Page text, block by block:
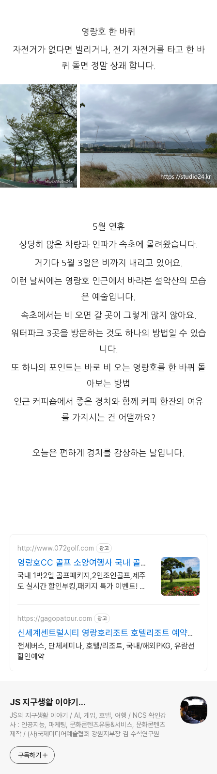
영랑호 한 바퀴
자전거가 없다면 빌리거나, 전기 자전거를 타고 한 바
퀴 돌면 정말 상괘 합니다.
5월 연휴
상당히 많은 차량과 인파가 속초에 몰려왔습니다.
거기다 5월 3일은 비까지 내리고 있어요.
이런 날씨에는 영랑호 인근에서 바라본 설악산의 모습
은 예술입니다.
속초에서는 비 오면 갈 곳이 그렇게 많지 않아요.
워터파크 3곳을 방문하는 것도 하나의 방법일 수 있습
니다.
또 하나의 포인트는 바로 비 오는 영랑호를 한 바퀴 돌
아보는 방법
인근 커피숍에서 좋은 경치와 함께 커피 한잔의 여유
를 가지시는 건 어떨까요?
오늘은 편하게 경치를 감상하는 날입니다.
http://www.072golf.com 광고
영랑호CC 골프 소양여행사 국내 골프
투어의 명가!
국내 1박2일 골프패키지,2인조인골프,제주
도 실시간 할인부킹,패키지 특가 이벤트! 울
https://gagopatour.com 광고
신세계센트럴시티 영랑호리조트 호텔리조트 예약은
가고파여행
전세버스, 단체세미나, 호텔/리조트, 국내/해외PKG, 유람선
할인예약
JS 지구생활 이야기...
JS의 지구생활 이야기 / AI, 게임, 호텔, 여행 / NCS 확인강
사 : 인공지능, 마케팅, 문화콘텐츠유통&서비스, 문화콘텐츠
제작 / (사)국제미디어예술협회 강원지부장 겸 수석연구원
구독하기